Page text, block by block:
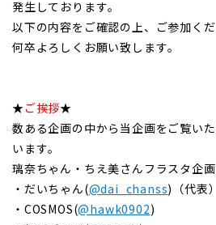
発生しております。
以下の内容をご確認の上、ご参加くだ
何卒よろしくお願い致します。
★ご挨拶★
数ある企画の中から当企画をご覧い
います。
璃奈ちゃん・ちえ美さんフラスタ企画
・だいちゃん(@dai_chanss)（代表）
・COSMOS(@hawk0902)